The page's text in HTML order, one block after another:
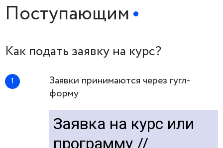
Поступающим
Как подать заявку на курс?
Заявки принимаются через гугл-
форму